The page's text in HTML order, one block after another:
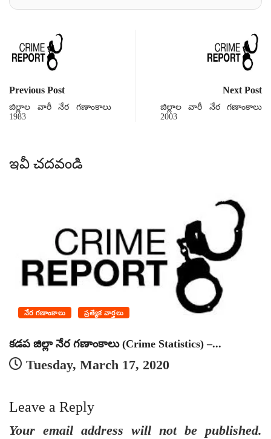
Previous Post
జిల్లాల వారీ నేర గణాంకాలు
1983
Next Post
జిల్లాల వారీ నేర గణాంకాలు
2003
ఇవీ చదవండి
నేర గణాంకాలు ప్రత్యేక వార్తలు
కడప జిల్లా నేర గణాంకాలు (Crime Statistics) –...
Tuesday, March 17, 2020
Leave a Reply
Your email address will not be published.